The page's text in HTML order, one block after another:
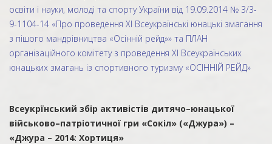
освіти і науки, молоді та спорту України від 19.09.2014 № 3/3-
9-1104-14 «Про проведення ХІ Всеукраїнські юнацькі змагання
з пішого мандрівництва «Осінній рейд»» та ПЛАН
організаційного комітету з проведення XІ Всеукраїнських
юнацьких змагань із спортивного туризму «ОСІННІЙ РЕЙД»
Всеукрїнський збір активістів дитячо–юнацької
військово–патріотичної гри «Сокіл» («Джура») –
«Джура – 2014: Хортиця»